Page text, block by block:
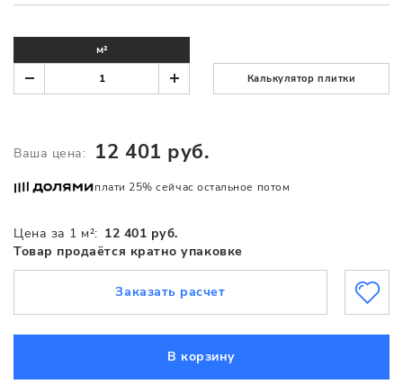
Цена за 1 м²: 12 401 руб.
Товар продаётся кратно упаковке
м²
Калькулятор плитки
Ваша цена: 12 401 руб.
плати 25% сейчас остальное потом
В корзину
Заказать расчет